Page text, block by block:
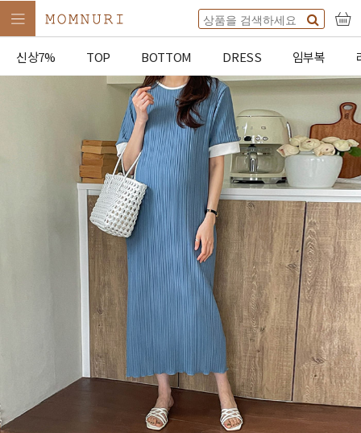
신상7% TOP BOTTOM DRESS 임부복